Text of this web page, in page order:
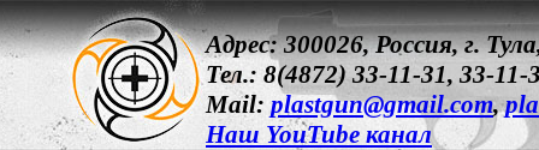
Адрес: 300026, Россия, г.
Тел.: 8(4872) 33-11-31, 33-11-
Mail: plastgun@gmail.com,
Наш YouTube канал